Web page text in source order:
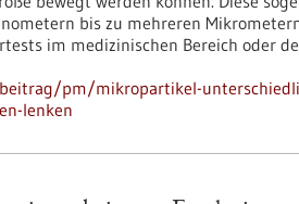
bis zu mehreren
im medizinischen Bereich oder
pm/mikropartikel-
lenken